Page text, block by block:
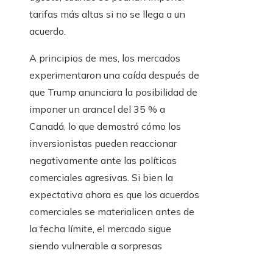
tarifas más altas si no se llega a un
acuerdo.
A principios de mes, los mercados
experimentaron una caída después de
que Trump anunciara la posibilidad de
imponer un arancel del 35 % a
Canadá, lo que demostró cómo los
inversionistas pueden reaccionar
negativamente ante las políticas
comerciales agresivas. Si bien la
expectativa ahora es que los acuerdos
comerciales se materialicen antes de
la fecha límite, el mercado sigue
siendo vulnerable a sorpresas